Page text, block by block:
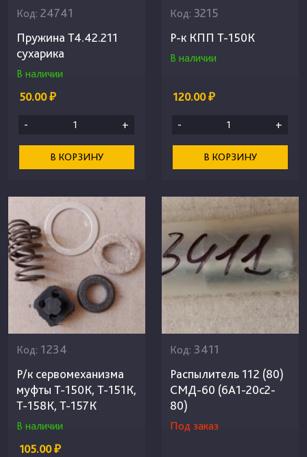
Код: 24741
Пружина Т4.42.211
сухарика
В наличии
50.00 ₽
- +
В КОРЗИНУ
Код: 3215
Р-к КПП Т-150К
В наличии
120.00 ₽
- +
В КОРЗИНУ
Код: 1234
Р/к сервомеханизма
муфты Т-150К, Т-151К,
Т-158К, Т-157К
В наличии
105.00 ₽
Код: 3411
Распылитель 112 (80)
СМД-60 (6А1-20с2-
80)
Под заказ